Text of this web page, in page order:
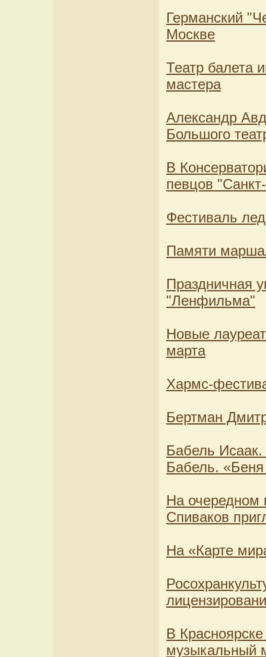
Германский
Москве
Театр балета
мастера
Александр
Большого
В
певцов
Фестиваль
Памяти
Праздничная
"Ленфильма"
Новые
марта
Хармс-
Бертман
Бабель
Бабель.
На очередном
Спиваков
На «Карте
В
музыкальный